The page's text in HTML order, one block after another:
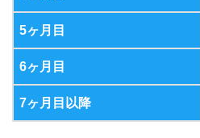
5ヶ月目
6ヶ月目
7ヶ月目以降